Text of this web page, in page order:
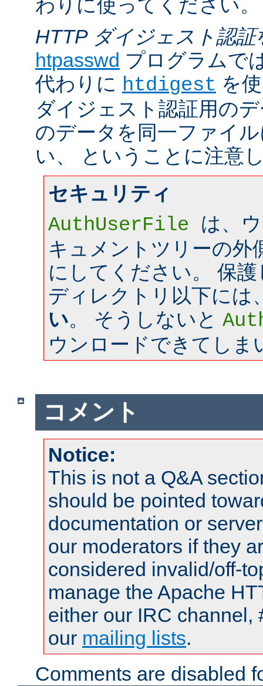
わりに使ってください。
HTTP ダイジェスト認証
htpasswd プログラムで
代わりに htdigest を
ダイジェスト認証用の
のデータを同一ファイ
い、 ということに注意
セキュリティ
AuthUserFile は、
キュメントツリーの外
にしてください。 保
ディレクトリ以下には
い。 そうしないと
ウンロードできてしま
コメント
Notice:
This is not a Q&A
should be pointed
documentation or
our moderators if they
considered invalid/off-
manage the Apache
either our IRC channel,
our mailing lists.
Comments are disabled